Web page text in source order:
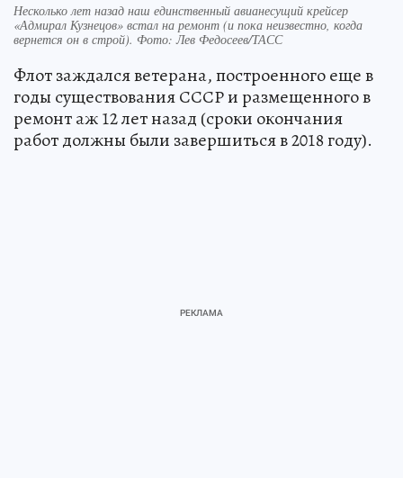
Несколько лет назад наш единственный авианесущий крейсер
«Адмирал Кузнецов» встал на ремонт (и пока неизвестно, когда
вернется он в строй). Фото: Лев Федосеев/ТАСС
Флот заждался ветерана, построенного еще в
годы существования СССР и размещенного в
ремонт аж 12 лет назад (сроки окончания
работ должны были завершиться в 2018 году).